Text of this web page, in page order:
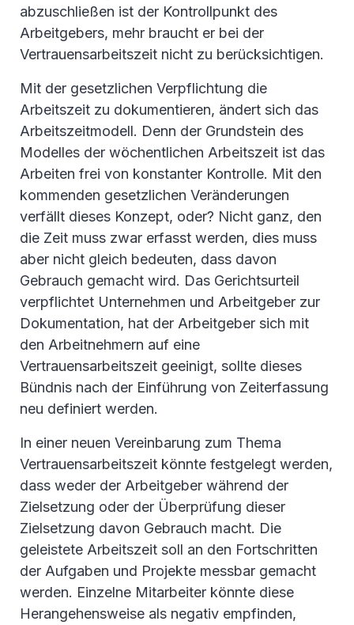
abzuschließen ist der Kontrollpunkt des
Arbeitgebers, mehr braucht er bei der
Vertrauensarbeitszeit nicht zu berücksichtigen.
Mit der gesetzlichen Verpflichtung die
Arbeitszeit zu dokumentieren, ändert sich das
Arbeitszeitmodell. Denn der Grundstein des
Modelles der wöchentlichen Arbeitszeit ist das
Arbeiten frei von konstanter Kontrolle. Mit den
kommenden gesetzlichen Veränderungen
verfällt dieses Konzept, oder? Nicht ganz, den
die Zeit muss zwar erfasst werden, dies muss
aber nicht gleich bedeuten, dass davon
Gebrauch gemacht wird. Das Gerichtsurteil
verpflichtet Unternehmen und Arbeitgeber zur
Dokumentation, hat der Arbeitgeber sich mit
den Arbeitnehmern auf eine
Vertrauensarbeitszeit geeinigt, sollte dieses
Bündnis nach der Einführung von Zeiterfassung
neu definiert werden.
In einer neuen Vereinbarung zum Thema
Vertrauensarbeitszeit könnte festgelegt werden,
dass weder der Arbeitgeber während der
Zielsetzung oder der Überprüfung dieser
Zielsetzung davon Gebrauch macht. Die
geleistete Arbeitszeit soll an den Fortschritten
der Aufgaben und Projekte messbar gemacht
werden. Einzelne Mitarbeiter könnte diese
Herangehensweise als negativ empfinden,